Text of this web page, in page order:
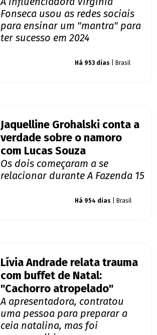
Fonseca usou as redes sociais
para ensinar um "mantra" para
ter sucesso em 2024
Há 953 dias | Brasil
Jaquelline Grohalski conta a
verdade sobre o namoro
com Lucas Souza
Os dois começaram a se
relacionar durante A Fazenda 15
Há 954 dias | Brasil
Lívia Andrade relata trauma
com buffet de Natal:
"Cachorro atropelado"
A apresentadora, contratou
uma pessoa para preparar a
ceia natalina, mas foi